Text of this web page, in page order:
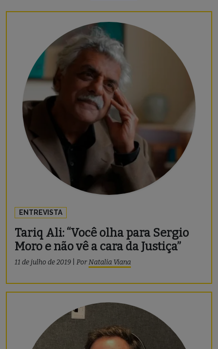
ENTREVISTA
Tariq Ali: “Você olha para Sergio
Moro e não vê a cara da Justiça”
11 de julho de 2019 PorNatalia Viana